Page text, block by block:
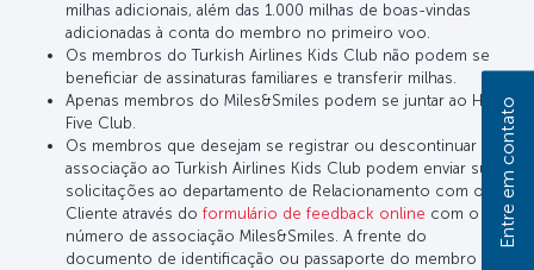
milhas adicionais, além das 1.000 milhas de boas-vindas
adicionadas à conta do membro no primeiro voo.
Os membros do Turkish Airlines Kids Club não podem se
beneficiar de assinaturas familiares e transferir milhas.
Apenas membros do Miles&Smiles podem se juntar ao High
Five Club.
Os membros que desejam se registrar ou descontinuar sua
associação ao Turkish Airlines Kids Club podem enviar suas
solicitações ao departamento de Relacionamento com o
Cliente através do formulário de feedback online com o
número de associação Miles&Smiles. A frente do
documento de identificação ou passaporte do membro
Entre em contato